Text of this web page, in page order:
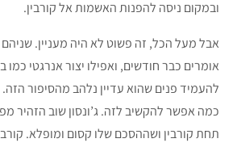
ובמקום ניסה להפנות האשמות אל קורבין.
אבל מעל הכל, זה פשוט לא היה מעניין.
אומרים כבר חודשים, ואפילו יצור אנרגטי כמו
להעמיד פנים שהוא עדיין נלהב מהסיפור הזה.
כמה אפשר להקשיב לזה. ג’ונסון שוב הזהיר
תחת קורבין ושההסכם שלו קסום ומופלא.